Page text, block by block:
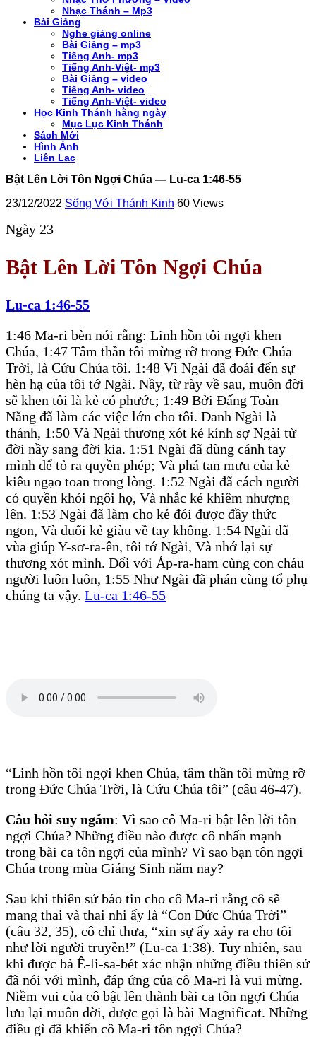
Nhạc Thánh – Mp3
Bài Giảng
Nghe giảng online
Bài Giảng – mp3
Tiếng Anh- mp3
Tiếng Anh-Việt- mp3
Bài Giảng – video
Tiếng Anh- video
Tiếng Anh-Việt- video
Học Kinh Thánh hằng ngày
Mục Lục Kinh Thánh
Sách Mới
Hình Ảnh
Liên Lạc
Bật Lên Lời Tôn Ngợi Chúa — Lu-ca 1:46-55
23/12/2022 Sống Với Thánh Kinh 60 Views
Ngày 23
Bật Lên Lời Tôn Ngợi Chúa
Lu-ca 1:46-55
1:46 Ma-ri bèn nói rằng: Linh hồn tôi ngợi khen
Chúa, 1:47 Tâm thần tôi mừng rỡ trong Đức Chúa
Trời, là Cứu Chúa tôi. 1:48 Vì Ngài đã đoái đến sự
hèn hạ của tôi tớ Ngài. Nầy, từ rày về sau, muôn đời
sẽ khen tôi là kẻ có phước; 1:49 Bởi Đấng Toàn
Năng đã làm các việc lớn cho tôi. Danh Ngài là
thánh, 1:50 Và Ngài thương xót kẻ kính sợ Ngài từ
đời nầy sang đời kia. 1:51 Ngài đã dùng cánh tay
mình để tỏ ra quyền phép; Và phá tan mưu của kẻ
kiêu ngạo toan trong lòng. 1:52 Ngài đã cách người
có quyền khỏi ngôi họ, Và nhắc kẻ khiêm nhượng
lên. 1:53 Ngài đã làm cho kẻ đói được đầy thức
ngon, Và đuổi kẻ giàu về tay không. 1:54 Ngài đã
vùa giúp Y-sơ-ra-ên, tôi tớ Ngài, Và nhớ lại sự
thương xót mình. Đối với Áp-ra-ham cùng con cháu
người luôn luôn, 1:55 Như Ngài đã phán cùng tổ phụ
chúng ta vậy. Lu-ca 1:46-55
“Linh hồn tôi ngợi khen Chúa, tâm thần tôi mừng rỡ
trong Đức Chúa Trời, là Cứu Chúa tôi” (câu 46-47).
Câu hỏi suy ngẫm: Vì sao cô Ma-ri bật lên lời tôn
ngợi Chúa? Những điều nào được cô nhấn mạnh
trong bài ca tôn ngợi của mình? Vì sao bạn tôn ngợi
Chúa trong mùa Giáng Sinh năm nay?
Sau khi thiên sứ báo tin cho cô Ma-ri rằng cô sẽ
mang thai và thai nhi ấy là “Con Đức Chúa Trời”
(câu 32, 35), cô chỉ thưa, “xin sự ấy xảy ra cho tôi
như lời người truyền!” (Lu-ca 1:38). Tuy nhiên, sau
khi được bà Ê-li-sa-bét xác nhận những điều thiên sứ
đã nói với mình, đáp ứng của cô Ma-ri là vui mừng.
Niềm vui của cô bật lên thành bài ca tôn ngợi Chúa
lưu lại muôn đời, được gọi là bài Magnificat. Những
điều gì đã khiến cô Ma-ri tôn ngợi Chúa?